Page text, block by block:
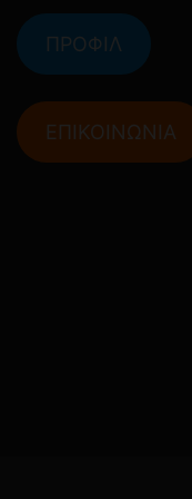
ΠΡΟΦΙΛ
ΕΠΙΚΟΙΝΩΝΙΑ